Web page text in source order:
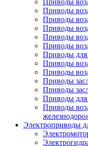
Приводы
Приводы
Приводы
Приводы
Приводы
Приводы
Приводы для
Приводы
Приводы
Приводы
Приводы
Приводы для
Приводы
Электроприводы